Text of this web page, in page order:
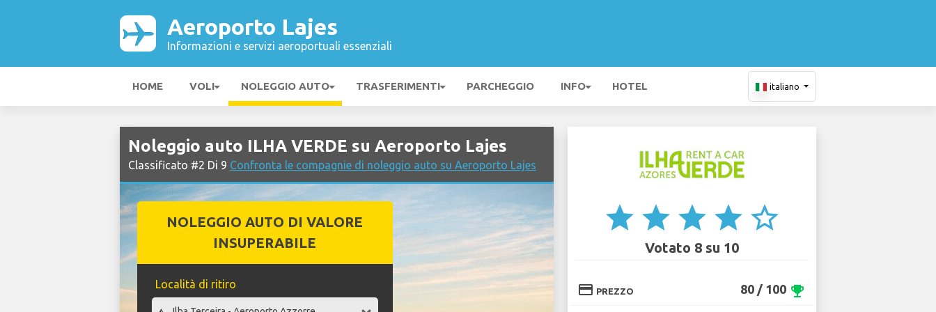
Aeroporto Lajes
Informazioni e servizi aeroportuali essenziali
HOME VOLI NOLEGGIO AUTO TRASFERIMENTI PARCHEGGIO INFO HOTEL italiano
Noleggio auto ILHA VERDE su Aeroporto Lajes
Classificato #2 Di 9 Confronta le compagnie di noleggio auto su Aeroporto Lajes
NOLEGGIO AUTO DI VALORE
INSUPERABILE
Località di ritiro
star star star star star_border
Votato 8 su 10
credit_card PREZZO 80 / 100 emoji_events